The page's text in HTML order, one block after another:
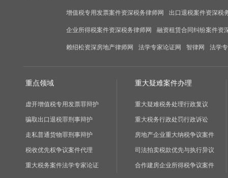
增值税专用发票案件资深税务律师网 出口退税案件资深税
企业所得税案件资深税务律师网 融资租赁合同纠纷案件资
赖绍松资深房地产律师网 法学专家论证网 智律网 法学
重点领域
虚开增值税专用发票罪辩护
骗取出口退税罪刑事辩护
走私普通货物罪刑事辩护
税收优先权争议案件代理
重大税务案件法学专家论证
重大疑难案件办理
重大疑难税务处理行政复议
重大税务行政处罚行政诉讼
房地产企业重大纳税争议案件
司法拍卖税款优先与执行异议
合作建房企业所得税争议案件